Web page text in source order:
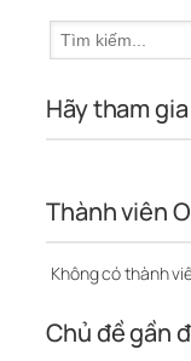
Hãy tham
Thành viên
Không có thành
Chủ đề gần